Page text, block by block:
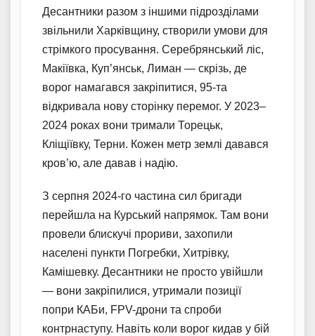
Десантники разом з іншими підрозділами
звільнили Харківщину, створили умови для
стрімкого просування. Серебрянський ліс,
Макіївка, Куп’янськ, Лиман — скрізь, де
ворог намагався закріпитися, 95-та
відкривала нову сторінку перемог. У 2023–
2024 роках вони тримали Торецьк,
Кліщіївку, Терни. Кожен метр землі давався
кров’ю, але давав і надію.
З серпня 2024-го частина сил бригади
перейшла на Курський напрямок. Там вони
провели блискучі прориви, захопили
населені пункти Погребки, Хитрівку,
Камішевку. Десантники не просто увійшли
— вони закріпилися, утримали позиції
попри КАБи, FPV-дрони та спроби
контрнаступу. Навіть коли ворог кидав у бій